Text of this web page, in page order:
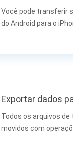
Você pode transferir
do Android para o
Exportar dados
Todos os arquivos
movidos com